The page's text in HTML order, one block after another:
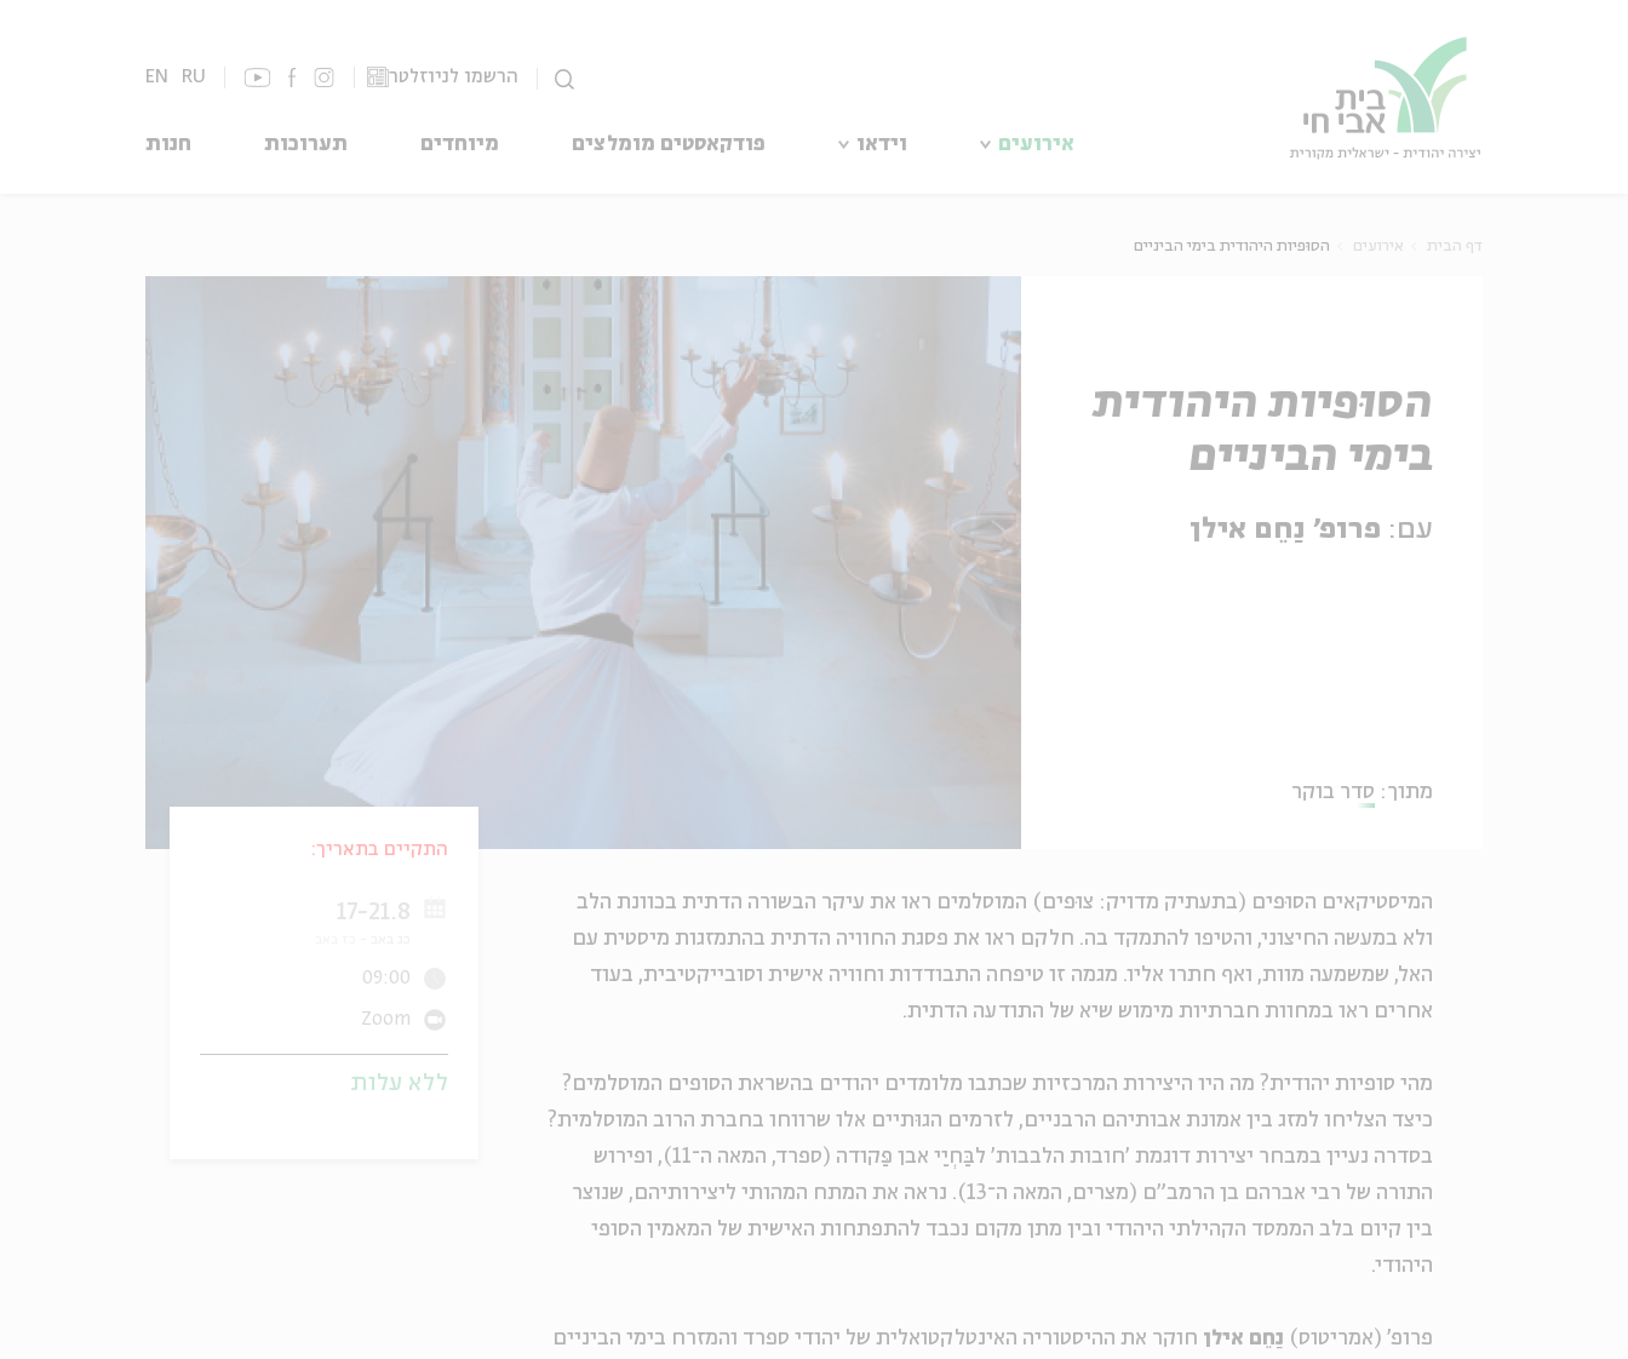
הרשמו לניוזלטר EN RU
אירועים וידאו פודקאסטים מומלצים מיוחדים תערוכות חנות
דף הבית אירועים הסוּפיות היהודית בימי הביניים
הסוּפיות היהודית
בימי הביניים
עם: פרופ' נַחֵם אילן
מתוך: סדר בוקר
המיסטיקאים הסוּפים (בתעתיק מדויק: צוּפים) המוסלמים ראו את עיקר הבשורה הדתית בכוונת הלב
ולא במעשה החיצוני, והטיפו להתמקד בה. חלקם ראו את פסגת החוויה הדתית בהתמזגות מיסטית עם
האל, שמשמעה מוות, ואף חתרו אליו. מגמה זו טיפחה התבודדות וחוויה אישית וסובייקטיבית, בעוד
אחרים ראו במחוות חברתיות מימוש שיא של התודעה הדתית.
מהי סופיות יהודית? מה היו היצירות המרכזיות שכתבו מלומדים יהודים בהשראת הסופים המוסלמים?
כיצד הצליחו למזג בין אמונת אבותיהם הרבניים, לזרמים הגוּתיים אלו שרווחו בחברת הרוב המוסלמית?
בסדרה נעיין במבחר יצירות דוגמת 'חובות הלבבות' לבַּחְיַי אבן פַּקודה (ספרד, המאה ה־11), ופירוש
התורה של רבי אברהם בן הרמב"ם (מצרים, המאה ה־13). נראה את המתח המהותי ליצירותיהם, שנוצר
בין קיום בלב הממסד הקהילתי היהודי ובין מתן מקום נכבד להתפתחות האישית של המאמין הסופי
היהודי.
פרופ' (אמריטוס) נַחֵם אילן חוקר את ההיסטוריה האינטלקטואלית של יהודי ספרד והמזרח בימי הביניים
התקיים בתאריך:
17-21.8
09:00
Zoom
ללא עלות